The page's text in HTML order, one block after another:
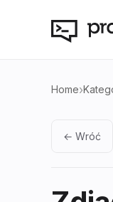
Home›
← Wróć